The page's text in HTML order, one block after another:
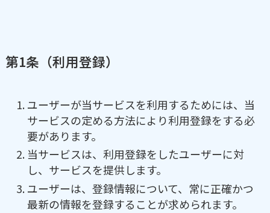
第1条（利用登録）
ユーザーが当サービスを利用するためには、当
サービスの定める方法により利用登録をする必
要があります。
当サービスは、利用登録をしたユーザーに対
し、サービスを提供します。
ユーザーは、登録情報について、常に正確かつ
最新の情報を登録することが求められます。